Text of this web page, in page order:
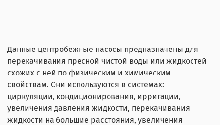
Данные центробежные насосы предназначены для
перекачивания пресной чистой воды или жидкостей
схожих с ней по физическим и химическим
свойствам. Они используются в системах:
циркуляции, кондиционирования, ирригации,
увеличения давления жидкости, перекачивания
жидкости на большие расстояния, увеличения